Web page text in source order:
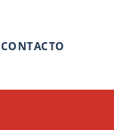
CONTACTO